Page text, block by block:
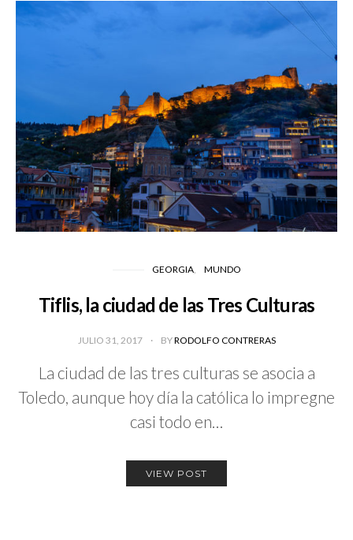
GEORGIA MUNDO
Tiflis, la ciudad de las Tres Culturas
JULIO 31, 2017 BYRODOLFO CONTRERAS
La ciudad de las tres culturas se asocia a
Toledo, aunque hoy día la católica lo impregne
casi todo en…
VIEW POST